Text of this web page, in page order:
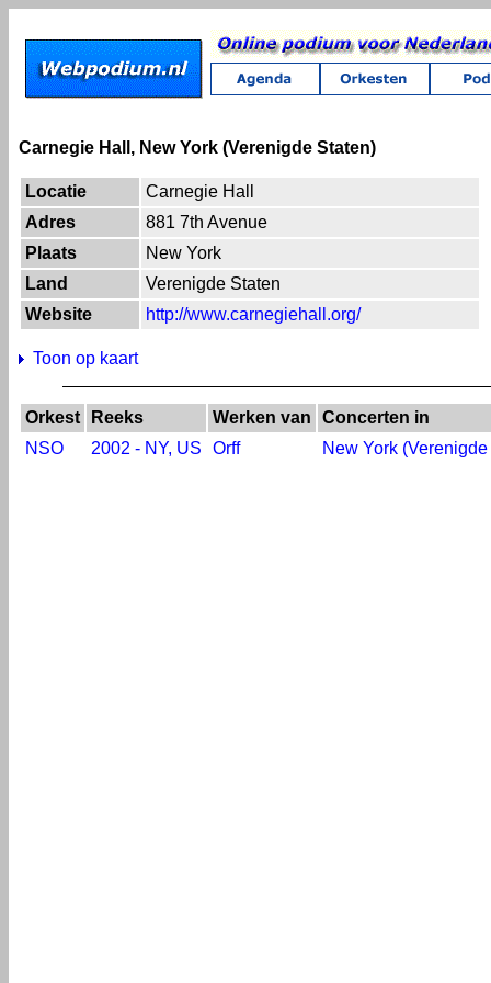
Carnegie Hall, New York (Verenigde Staten)
Locatie
Carnegie Hall
Adres
881 7th Avenue
Plaats
New York
Land
Verenigde Staten
Website
http://www.carnegiehall.org/
Toon op kaart
Orkest Reeks Werken van
Concerten in
NSO
2002 - NY, US Orff New York